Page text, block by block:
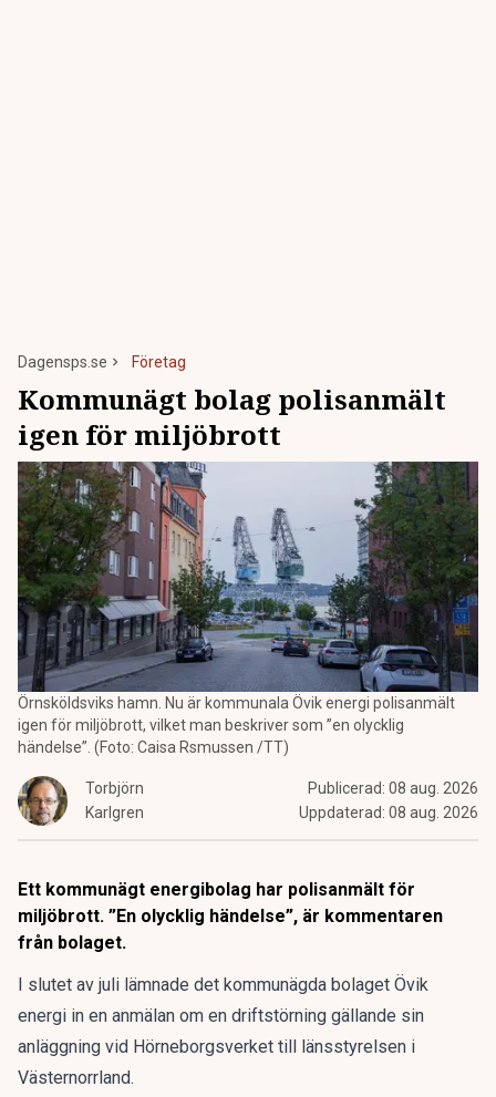
Dagensps.se Företag
Kommunägt bolag polisanmält
igen för miljöbrott
Örnsköldsviks hamn. Nu är kommunala Övik energi polisanmält
igen för miljöbrott, vilket man beskriver som ”en olycklig
händelse”. (Foto: Caisa Rsmussen /TT)
Torbjörn
Karlgren
Publicerad: 08 aug. 2026
Uppdaterad: 08 aug. 2026
Ett kommunägt energibolag har polisanmält för
miljöbrott. ”En olycklig händelse”, är kommentaren
från bolaget.
I slutet av juli lämnade det kommunägda bolaget Övik
energi in en anmälan om en driftstörning gällande sin
anläggning vid Hörneborgsverket till länsstyrelsen i
Västernorrland.